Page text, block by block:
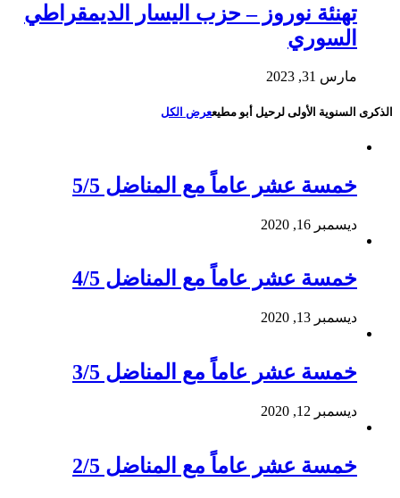
تهنئة نوروز – حزب اليسار الديمقراطي
السوري
مارس 31, 2023
الذكرى السنوية الأولى لرحيل أبو مطيععرض الكل
خمسة عشر عاماً مع المناضل 5/5
ديسمبر 16, 2020
خمسة عشر عاماً مع المناضل 4/5
ديسمبر 13, 2020
خمسة عشر عاماً مع المناضل 3/5
ديسمبر 12, 2020
خمسة عشر عاماً مع المناضل 2/5